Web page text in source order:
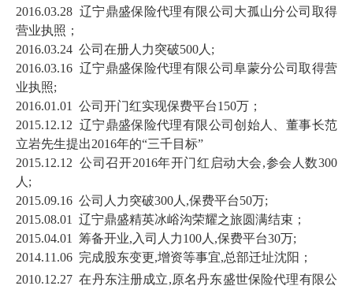
2016.03.28 辽宁鼎盛保险代理有限公司大孤山分公司取得
营业执照；
2016.03.24 公司在册人力突破500人;
2016.03.16 辽宁鼎盛保险代理有限公司阜蒙分公司取得营
业执照;
2016.01.01 公司开门红实现保费平台150万；
2015.12.12 辽宁鼎盛保险代理有限公司创始人、董事长范
立岩先生提出2016年的“三千目标”
2015.12.12 公司召开2016年开门红启动大会,参会人数300
人;
2015.09.16 公司人力突破300人,保费平台50万;
2015.08.01 辽宁鼎盛精英冰峪沟荣耀之旅圆满结束；
2015.04.01 筹备开业,入司人力100人,保费平台30万;
2014.11.06 完成股东变更,增资等事宜,总部迁址沈阳；
2010.12.27 在丹东注册成立,原名丹东盛世保险代理有限公